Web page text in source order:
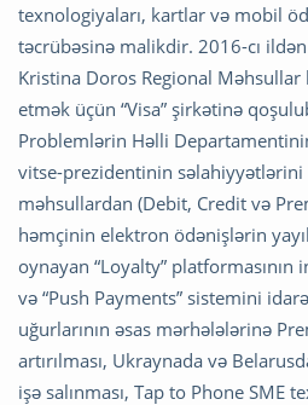
texnologiyaları, kartlar və mobil
təcrübəsinə malikdir. 2016-cı
Kristina Doros Regional
etmək üçün “Visa” şirkətinə
Problemlərin Həlli
vitse-prezidentinin
məhsullardan (Debit, Credit və
həmçinin elektron ödənişlərin
oynayan “Loyalty” platformasının
və “Push Payments” sistemini
uğurlarının əsas mərhələlərinə
artırılması, Ukraynada və
işə salınması, Tap to Phone SME